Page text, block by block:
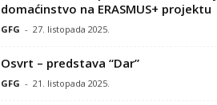
domaćinstvo na ERASMUS+ projektu
GFG - 27. listopada 2025.
Osvrt – predstava “Dar”
GFG - 21. listopada 2025.